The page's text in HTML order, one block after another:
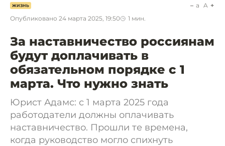
ЖИЗНЬ
Опубликовано 24 марта 2025, 19:50 1 мин.
a A
За наставничество россиянам
будут доплачивать в
обязательном порядке с 1
марта. Что нужно знать
Юрист Адамс: с 1 марта 2025 года
работодатели должны оплачивать
наставничество. Прошли те времена,
когда руководство могло спихнуть